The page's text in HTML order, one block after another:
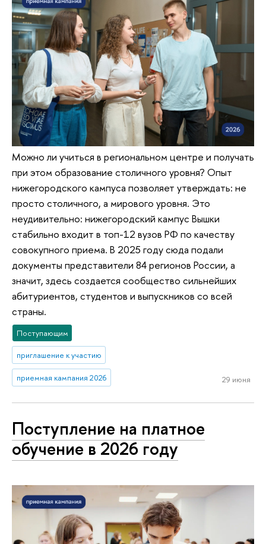
Можно ли учиться в региональном центре и получать
при этом образование столичного уровня? Опыт
нижегородского кампуса позволяет утверждать: не
просто столичного, а мирового уровня. Это
неудивительно: нижегородский кампус Вышки
стабильно входит в топ-12 вузов РФ по качеству
совокупного приема. В 2025 году сюда подали
документы представители 84 регионов России, а
значит, здесь создается сообщество сильнейших
абитуриентов, студентов и выпускников со всей
страны.
Поступающим
приглашение к участию
приемная кампания 2026 29 июня
Поступление на платное
обучение в 2026 году